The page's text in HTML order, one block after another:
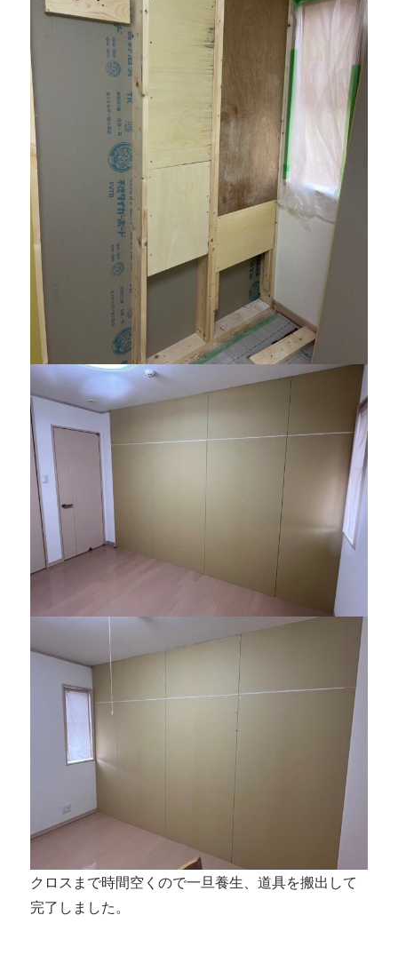
クロスまで時間空くので一旦養生、道具を搬出して
完了しました。